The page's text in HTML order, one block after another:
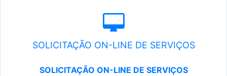
SOLICITAÇÃO ON-LINE DE SERVIÇOS
SOLICITAÇÃO ON-LINE DE SERVIÇOS